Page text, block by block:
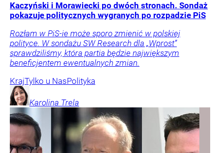
Kaczyński i Morawiecki po dwóch stronach. Sondaż
pokazuje politycznych wygranych po rozpadzie PiS
Rozłam w PiS-ie może sporo zmienić w polskiej
polityce. W sondażu SW Research dla „Wprost”
sprawdziliśmy, która partia będzie największym
beneficjentem ewentualnych zmian.
KrajTylko u NasPolityka
Karolina Trela